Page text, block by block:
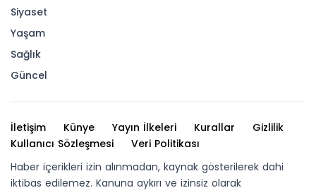
Siyaset
Yaşam
Sağlık
Güncel
İletişim Künye Yayın İlkeleri Kurallar
Gizlilik
Kullanıcı Sözleşmesi
Veri Politikası
Haber içerikleri izin alınmadan, kaynak gösterilerek dahi
iktibas edilemez. Kanuna aykırı ve izinsiz olarak